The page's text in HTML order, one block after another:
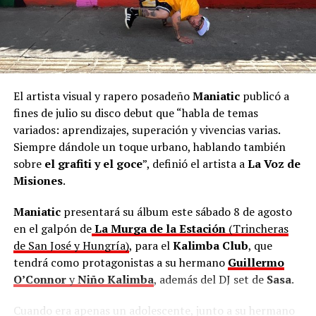
Joselo Schuap, adelantó en el mismo comunicado que,
en octubre, la cantante compartirá una gira por el
interior de Misiones con “Cultura en Movimiento”.
valiosa nos acompañe. Una mujer chamamecera de ley;
la más importante que hemos tenido”, apuntóSchuap
El artista visual y rapero posadeñoManiaticpublicó a
fines de julio su disco debut que “habla de temas
variados: aprendizajes, superación y vivencias varias.
Siempre dándole un toque urbano, hablando también
sobre el grafiti y el goce”, definió el artista aLa Voz de
Misiones.
Maniaticpresentará su álbum este sábado 8 de agosto
en el galpón deLa Murga de la Estación(Trincheras
de San José y Hungría), para elKalimba Club, que
tendrá como protagonistas a su hermano Guillermo
O’ConnoryNiño Kalimba, además del DJ set de Sasa.
Cuando era apenas un adolescente, junto a su hermano